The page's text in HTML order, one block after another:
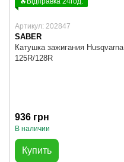
Артикул: 202847
SABER
Катушка зажигания Husqvarna
125R/128R
936 грн
В наличии
Купить